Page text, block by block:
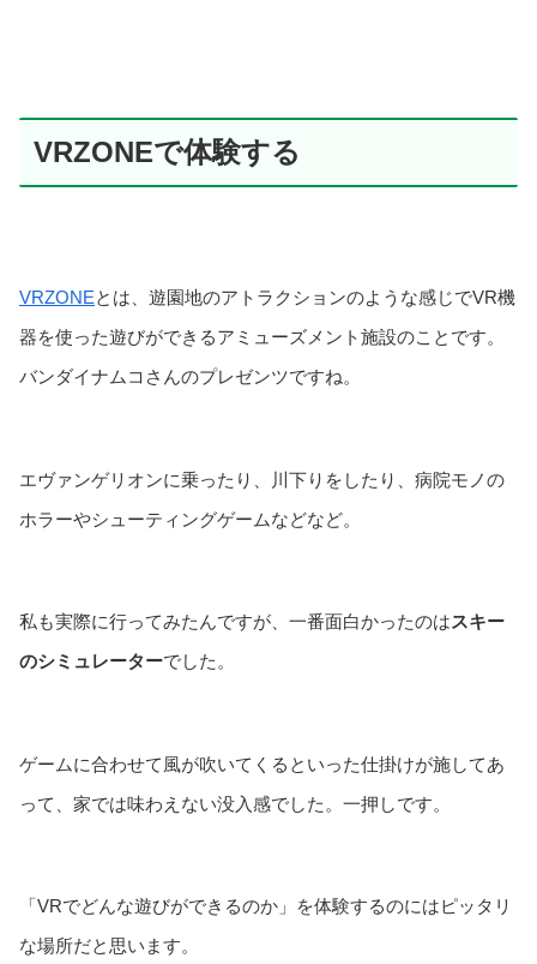
VRZONEで体験する
VRZONEとは、遊園地のアトラクションのような感じでVR機
器を使った遊びができるアミューズメント施設のことです。
バンダイナムコさんのプレゼンツですね。
エヴァンゲリオンに乗ったり、川下りをしたり、病院モノの
ホラーやシューティングゲームなどなど。
私も実際に行ってみたんですが、一番面白かったのはスキー
のシミュレーターでした。
ゲームに合わせて風が吹いてくるといった仕掛けが施してあ
って、家では味わえない没入感でした。一押しです。
「VRでどんな遊びができるのか」を体験するのにはピッタリ
な場所だと思います。